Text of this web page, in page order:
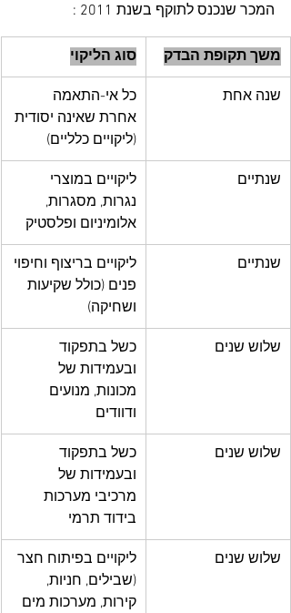
המכר שנכנס לתוקף בשנת 2011 :
משך תקופת הבדק סוג הליקוי
שנה אחת
כל אי-התאמה
אחרת שאינה יסודית
(ליקויים כלליים)
שנתיים
ליקויים במוצרי
נגרות, מסגרות,
אלומיניום ופלסטיק
שנתיים
ליקויים בריצוף וחיפוי
פנים (כולל שקיעות
ושחיקה)
שלוש שנים
כשל בתפקוד
ובעמידות של
מכונות, מנועים
ודוודים
שלוש שנים
כשל בתפקוד
ובעמידות של
מרכיבי מערכות
בידוד תרמי
שלוש שנים
ליקויים בפיתוח חצר
(שבילים, חניות,
קירות, מערכות מים